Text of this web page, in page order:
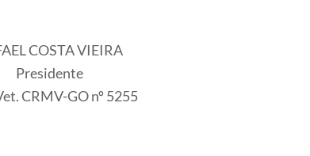
COSTA VIEIRA
Presidente
CRMV-GO nº 5255